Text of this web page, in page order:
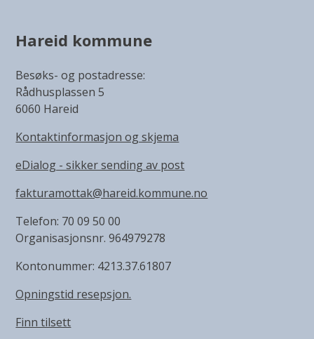
Hareid kommune
Besøks- og postadresse:
Rådhusplassen 5
6060 Hareid
Kontaktinformasjon og skjema
eDialog - sikker sending av post
fakturamottak@hareid.kommune.no
Telefon: 70 09 50 00
Organisasjonsnr. 964979278
Kontonummer: 4213.37.61807
Opningstid resepsjon.
Finn tilsett